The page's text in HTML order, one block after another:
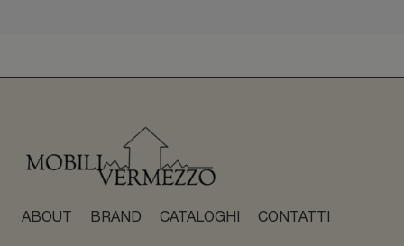
ABOUT BRAND CATALOGHI CONTATTI